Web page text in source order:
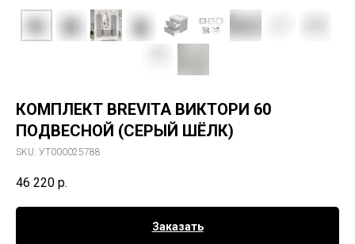
КОМПЛЕКТ BREVITA ВИКТОРИ 60
ПОДВЕСНОЙ (СЕРЫЙ ШЁЛК)
SKU: УТ000025788
46 220 р.
Заказать